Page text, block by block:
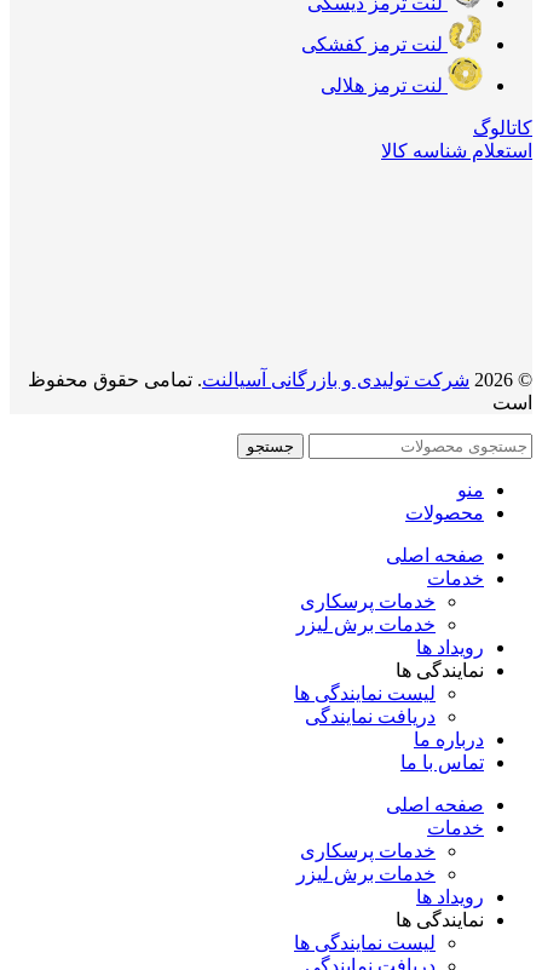
لنت ترمز کفشکی
لنت ترمز هلالی
کاتالوگ
استعلام شناسه کالا
© 2026 شرکت تولیدی و بازرگانی آسیالنت. تمامی حقوق محفوظ
است
جستجو
منو
محصولات
صفحه اصلی
خدمات
خدمات پرسکاری
خدمات برش لیزر
رویداد ها
نمایندگی ها
لیست نمایندگی ها
دریافت نمایندگی
درباره ما
تماس با ما
صفحه اصلی
خدمات
خدمات پرسکاری
خدمات برش لیزر
رویداد ها
نمایندگی ها
لیست نمایندگی ها
دریافت نمایندگی